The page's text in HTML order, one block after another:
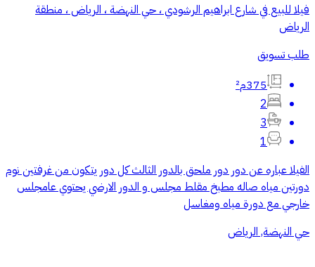
فيلا للبيع في شارع ابراهيم الرشودي ، حي النهضة ، الرياض ، منطقة
الرياض
طلب تسويق
375م²
2
3
1
الفيلا عباره عن دور دور ملحق بالدور الثالث كل دور يتكون من غرفتين نوم
دورتين مياه صاله مطبخ مقلط مجلس و الدور الارضي يحتوي عامجلس
خارجي مع دورة مياه ومغاسل
حي النهضة, الرياض